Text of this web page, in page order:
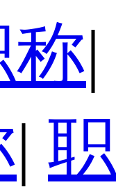
|
|